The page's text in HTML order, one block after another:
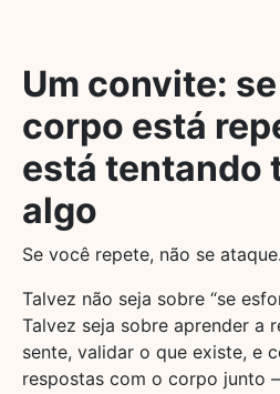
Um convite:
corpo está
está tentando
algo
Se você repete, não se
Talvez não seja sobre “se
Talvez seja sobre aprender a
sente, validar o que existe, e
respostas com o corpo junto